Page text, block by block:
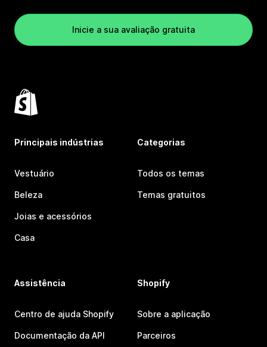
Inicie a sua avaliação gratuita
Principais indústrias
Vestuário
Beleza
Joias e acessórios
Casa
Categorias
Todos os temas
Temas gratuitos
Assistência
Centro de ajuda Shopify
Documentação da API
Shopify
Sobre a aplicação
Parceiros